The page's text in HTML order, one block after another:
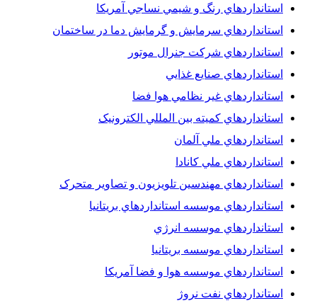
استانداردهاي رنگ و شيمي نساجي آمريکا
استانداردهاي سرمايش و گرمايش دما در ساختمان
استانداردهاي شرکت جنرال موتور
استانداردهاي صنايع غذايي
استانداردهاي غير نظامي هوا فضا
استانداردهاي کميته بين المللي الکترونيک
استانداردهاي ملي آلمان
استانداردهاي ملي کانادا
استانداردهاي مهندسين تلويزيون و تصاوير متحرک
استانداردهاي موسسه استانداردهاي بريتانيا
استانداردهاي موسسه انرژي
استانداردهاي موسسه بريتانيا
استانداردهاي موسسه هوا و فضا آمريکا
استانداردهاي نفت نروژ